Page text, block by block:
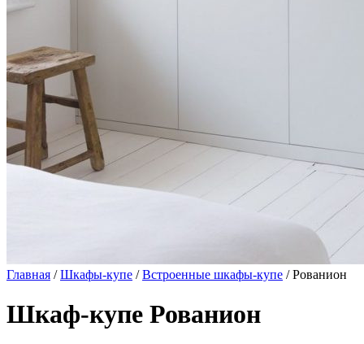
Главная /Шкафы-купе /Встроенные шкафы-купе / Рованион
Шкаф-купе Рованион